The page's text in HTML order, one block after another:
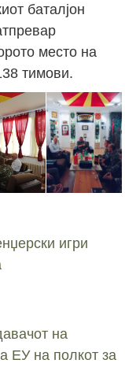
баталјон
место на
тимови.
игри
на
ЕУ на полкот за